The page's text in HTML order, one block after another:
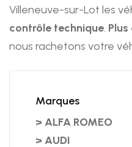
Villeneuve-sur-Lot les
contrôle technique.
nous rachetons votre
Marques
> ALFA ROMEO
> AUDI